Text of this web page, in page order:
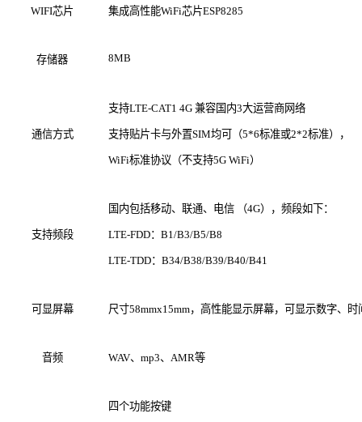
WIFI芯片 集成高性能WiFi芯片ESP8285
存储器 8MB
通信方式
支持LTE-CAT1 4G 兼容国内3大运营商网络
支持贴片卡与外置SIM均可（5*6标准或2*2标准），
WiFi标准协议（不支持5G WiFi）
支持频段
国内包括移动、联通、电信 （4G），频段如下：
LTE-FDD：B1/B3/B5/B8
LTE-TDD：B34/B38/B39/B40/B41
可显屏幕 尺寸58mmx15mm，高性能显示屏幕，可显示数字、
音频 WAV、mp3、AMR等
四个功能按键